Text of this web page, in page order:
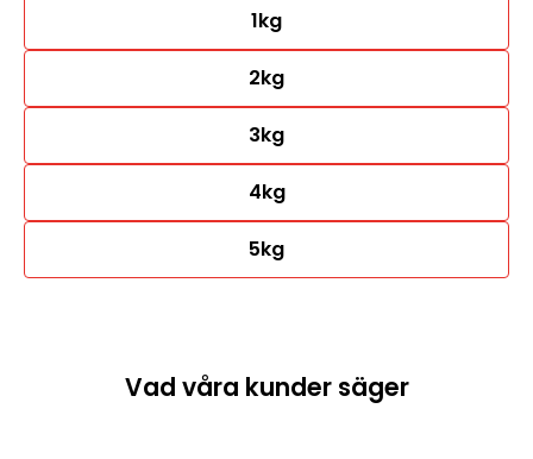
1kg
2kg
3kg
4kg
5kg
Vad våra kunder säger